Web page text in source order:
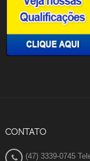
CONTATO
(47) 3339-0745